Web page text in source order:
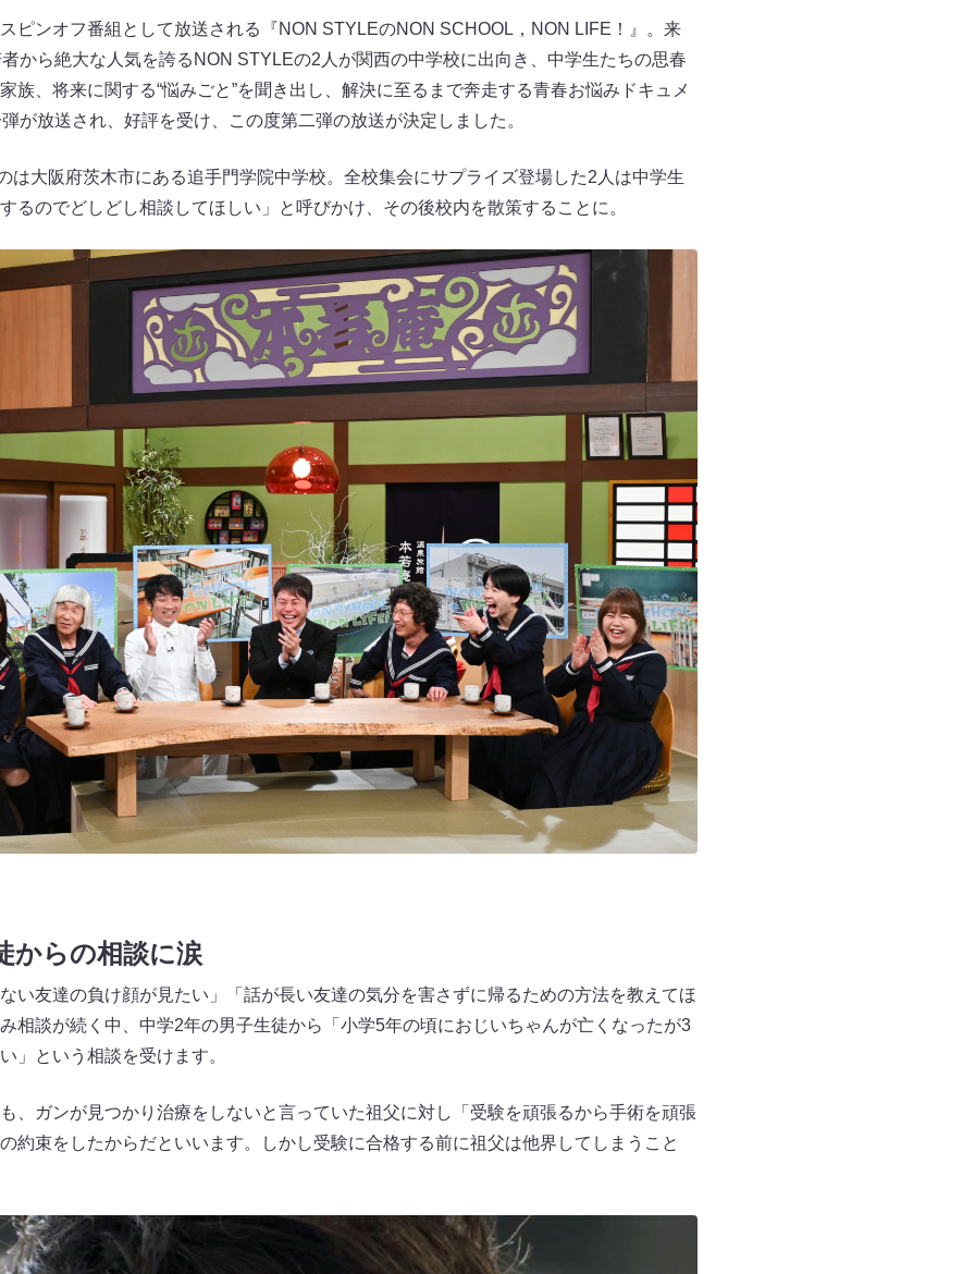
ピンオフ番組として放送される『NON STYLEのNON SCHOOL，NON LIFE！』。来
から絶大な人気を誇るNON STYLEの2人が関西の中学校に出向き、中学生たちの思春
族、将来に関する“悩みごと”を聞き出し、解決に至るまで奔走する青春お悩みドキュメ
が放送され、好評を受け、この度第二弾の放送が決定しました。
は大阪府茨木市にある追手門学院中学校。全校集会にサプライズ登場した2人は中学生
るのでどしどし相談してほしい」と呼びかけ、その後校内を散策することに。
からの相談に涙
い友達の負け顔が見たい」「話が長い友達の気分を害さずに帰るための方法を教えてほ
相談が続く中、中学2年の男子生徒から「小学5年の頃におじいちゃんが亡くなったが3
」という相談を受けます。
、ガンが見つかり治療をしないと言っていた祖父に対し「受験を頑張るから手術を頑張
約束をしたからだといいます。しかし受験に合格する前に祖父は他界してしまうこと